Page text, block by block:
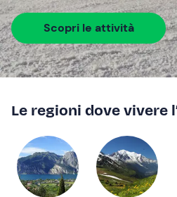
Scopri le attività
Le regioni dove vivere